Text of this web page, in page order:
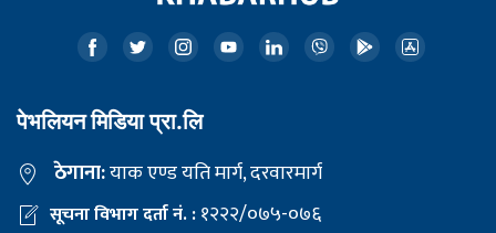
पेभलियन मिडिया प्रा.लि
ठेगाना:याक एण्ड यति मार्ग, दरवारमार्ग
सूचना विभाग दर्ता नं. :१२२२/०७५-०७६